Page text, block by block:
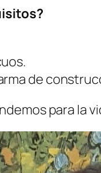
de
para la